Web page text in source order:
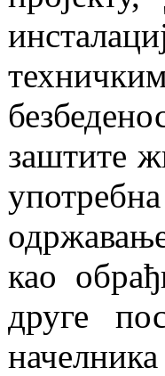
заштите
као
друге